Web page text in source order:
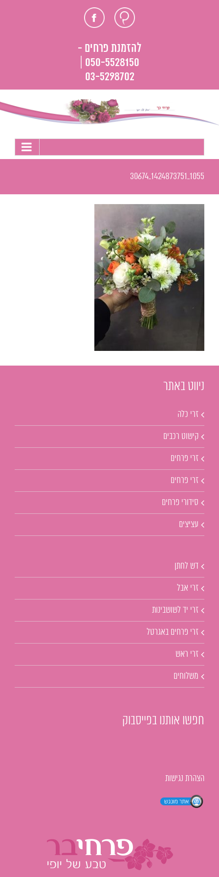
חוות פייסבוק
להזמנת פרחים -
050-5528150 |
03-5298702
1055_1424873751_30674
ניווט באתר
זרי כלה
קישוט רכבים
זרי פרחים
זרי פרחים
סידורי פרחים
עציצים
דש לחתן
זרי אבל
זרי יד לשושבינות
זרי פרחים באגרטל
זרי ראש
משלוחים
חפשו אותנו בפייסבוק
הצהרת נגישות